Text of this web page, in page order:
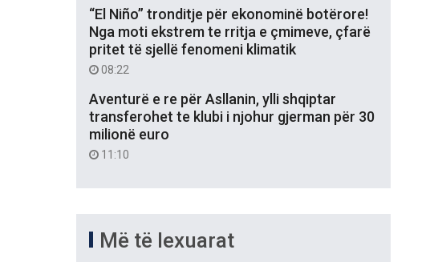
“El Niño” tronditje për ekonominë botërore!
Nga moti ekstrem te rritja e çmimeve, çfarë
pritet të sjellë fenomeni klimatik
08:22
Aventurë e re për Asllanin, ylli shqiptar
transferohet te klubi i njohur gjerman për 30
milionë euro
11:10
Më të lexuarat